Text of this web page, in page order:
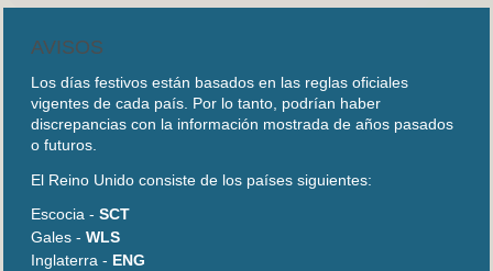
AVISOS
Los días festivos están basados en las reglas oficiales
vigentes de cada país. Por lo tanto, podrían haber
discrepancias con la información mostrada de años pasados
o futuros.
El Reino Unido consiste de los países siguientes:
Escocia - SCT
Gales - WLS
Inglaterra - ENG